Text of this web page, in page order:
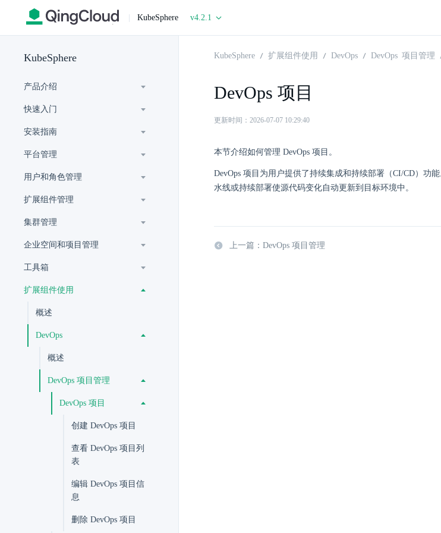
| KubeSphere v4.2.1
KubeSphere
产品介绍
快速入门
安装指南
平台管理
用户和角色管理
扩展组件管理
集群管理
企业空间和项目管理
工具箱
扩展组件使用
概述
DevOps
概述
DevOps 项目管理
DevOps 项目
创建 DevOps 项目
查看 DevOps 项目列
表
编辑 DevOps 项目信
息
删除 DevOps 项目
KubeSphere 扩展组件使用 DevOps DevOps 项目管理
DevOps 项目
更新时间：2026-07-07 10:29:40
本节介绍如何管理 DevOps 项目。
DevOps 项目为用户提供了持续集成和持续部署（CI/CD）功
水线或持续部署使源代码变化自动更新到目标环境中。
上一篇：DevOps 项目管理